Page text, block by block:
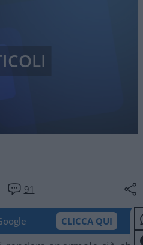
91
CLICCA QUI